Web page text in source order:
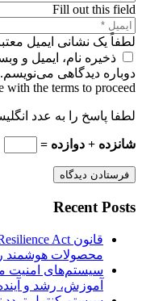
Fill out this field
لطفاً یک نشانی ایمیل
ذخیره نام، ایمیل و
دوباره دیدگاهی می‌نویسم.
with the terms to proceed
لطفا پاسخ را به عدد
شانزده + دوازده =
فرستادن دیدگاه
Recent Posts
محصولات هوشمند
سیستم‌های امنیت
آموزش، رشد و